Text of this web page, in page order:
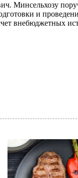
Минсельхозу
и
внебюджетных